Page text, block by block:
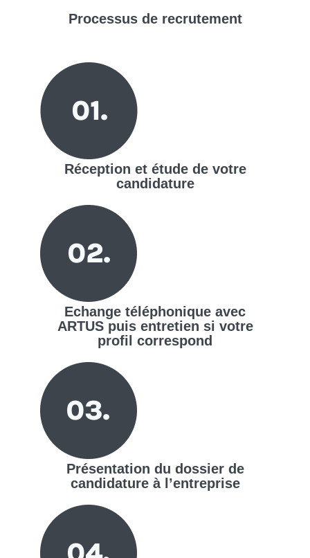
Processus de recrutement
Réception et étude de votre
candidature
Echange téléphonique avec
ARTUS puis entretien si votre
profil correspond
Présentation du dossier de
candidature à l’entreprise